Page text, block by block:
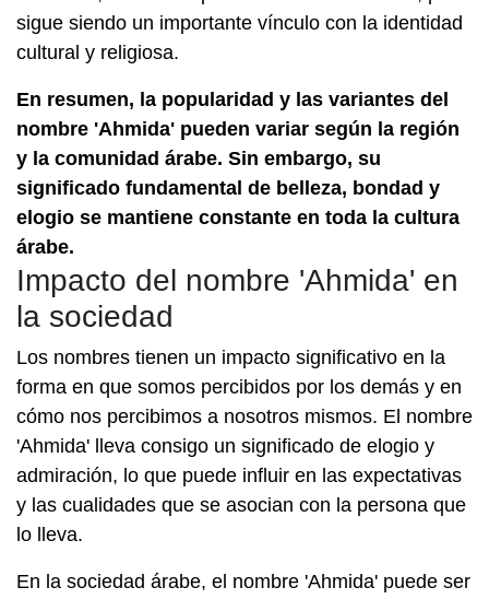
sigue siendo un importante vínculo con la identidad
cultural y religiosa.
En resumen, la popularidad y las variantes del
nombre 'Ahmida' pueden variar según la región
y la comunidad árabe. Sin embargo, su
significado fundamental de belleza, bondad y
elogio se mantiene constante en toda la cultura
árabe.
Impacto del nombre 'Ahmida' en
la sociedad
Los nombres tienen un impacto significativo en la
forma en que somos percibidos por los demás y en
cómo nos percibimos a nosotros mismos. El nombre
'Ahmida' lleva consigo un significado de elogio y
admiración, lo que puede influir en las expectativas
y las cualidades que se asocian con la persona que
lo lleva.
En la sociedad árabe, el nombre 'Ahmida' puede ser